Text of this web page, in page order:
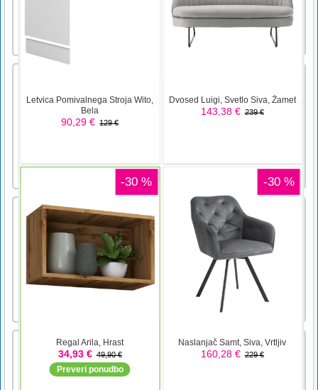
Zombie apocalypse has started. Initial contacts
with zombies are extremely traumatic, causing
shock, panic, disbelief and possibly denial,
weaponMouse 2 : raise sights or blockW A S
D: Move PlayerLeft Shi [...]
Rolling Domino na spletu
Rolling Domino Online je kul in vznemirljiva
igra 3D fizike, morate potisniti navzdol vse
stene, da dobite celoten vzorec. Zbirajte
ključe in odprite škatle na vsaki ravni, da
dobite nove preobleke. Včasih bodo na vaši
poti ovire, izognite se jim in dokončajte izziv.
Jago
Jago je priljubljena igra s palicami! Držite
prst na zaslonu, da palica raste. Raztegnite